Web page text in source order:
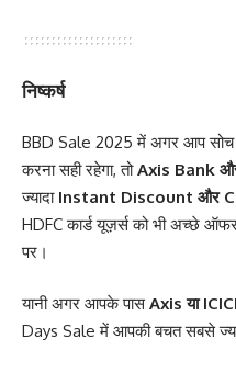
निष्कर्ष
BBD Sale 2025 में अगर आप सोच
करना सही रहेगा, तोAxis Bank
ज्यादा Instant Discount और
HDFC कार्ड यूज़र्स को भी अच्छे
पर।
यानी अगर आपके पासAxis या
Days Sale में आपकी बचत सबसे